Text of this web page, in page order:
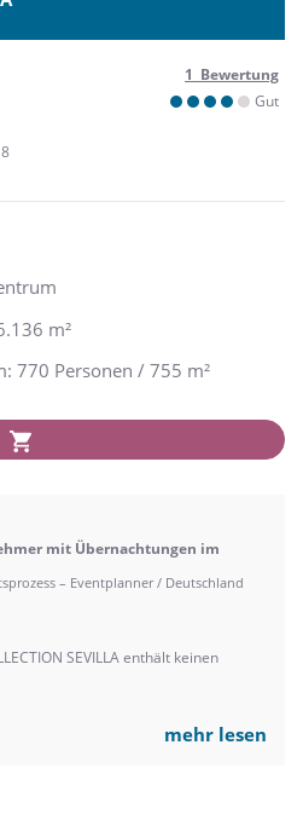
1 Bewertung
Gut
m²
770 Personen / 755 m²
mit Übernachtungen im
– Eventplanner / Deutschland
SEVILLA enthält keinen
mehr lesen